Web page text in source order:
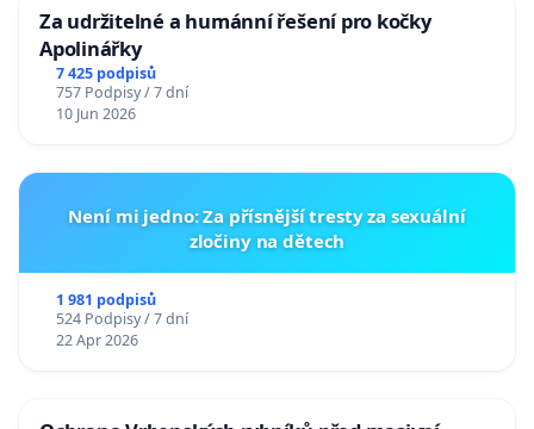
Za udržitelné a humánní řešení pro kočky
Apolinářky
7 425 podpisů
757 Podpisy / 7 dní
10 Jun 2026
Není mi jedno: Za přísnější tresty za sexuální
zločiny na dětech
1 981 podpisů
524 Podpisy / 7 dní
22 Apr 2026